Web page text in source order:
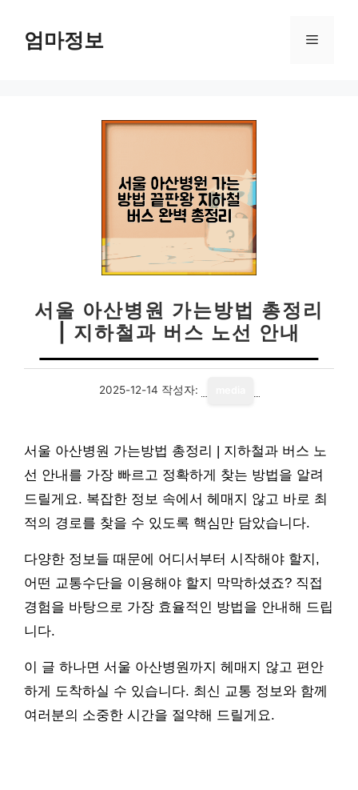
엄마정보 메
서울 아산병원 가는방법 총정리
| 지하철과 버스 노선 안내
2025-12-14 작성자:
서울 아산병원 가는방법 총정리 | 지하철과 버스 노
선 안내를 가장 빠르고 정확하게 찾는 방법을 알려
드릴게요. 복잡한 정보 속에서 헤매지 않고 바로 최
적의 경로를 찾을 수 있도록 핵심만 담았습니다.
다양한 정보들 때문에 어디서부터 시작해야 할지,
어떤 교통수단을 이용해야 할지 막막하셨죠? 직접
경험을 바탕으로 가장 효율적인 방법을 안내해 드립
니다.
이 글 하나면 서울 아산병원까지 헤매지 않고 편안
하게 도착하실 수 있습니다. 최신 교통 정보와 함께
여러분의 소중한 시간을 절약해 드릴게요.